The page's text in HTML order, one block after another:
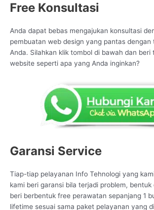
Free Konsultasi
Anda dapat bebas mengajukan konsultasi
pembuatan web design yang pantas dengan
Anda. Silahkan klik tombol di bawah dan beri
website seperti apa yang Anda inginkan?
Garansi Service
Tiap-tiap pelayanan Info Tehnologi yang
kami beri garansi bila terjadi problem,
beri berbentuk free perawatan sepanjang 1
lifetime sesuai sama paket pelayanan yang